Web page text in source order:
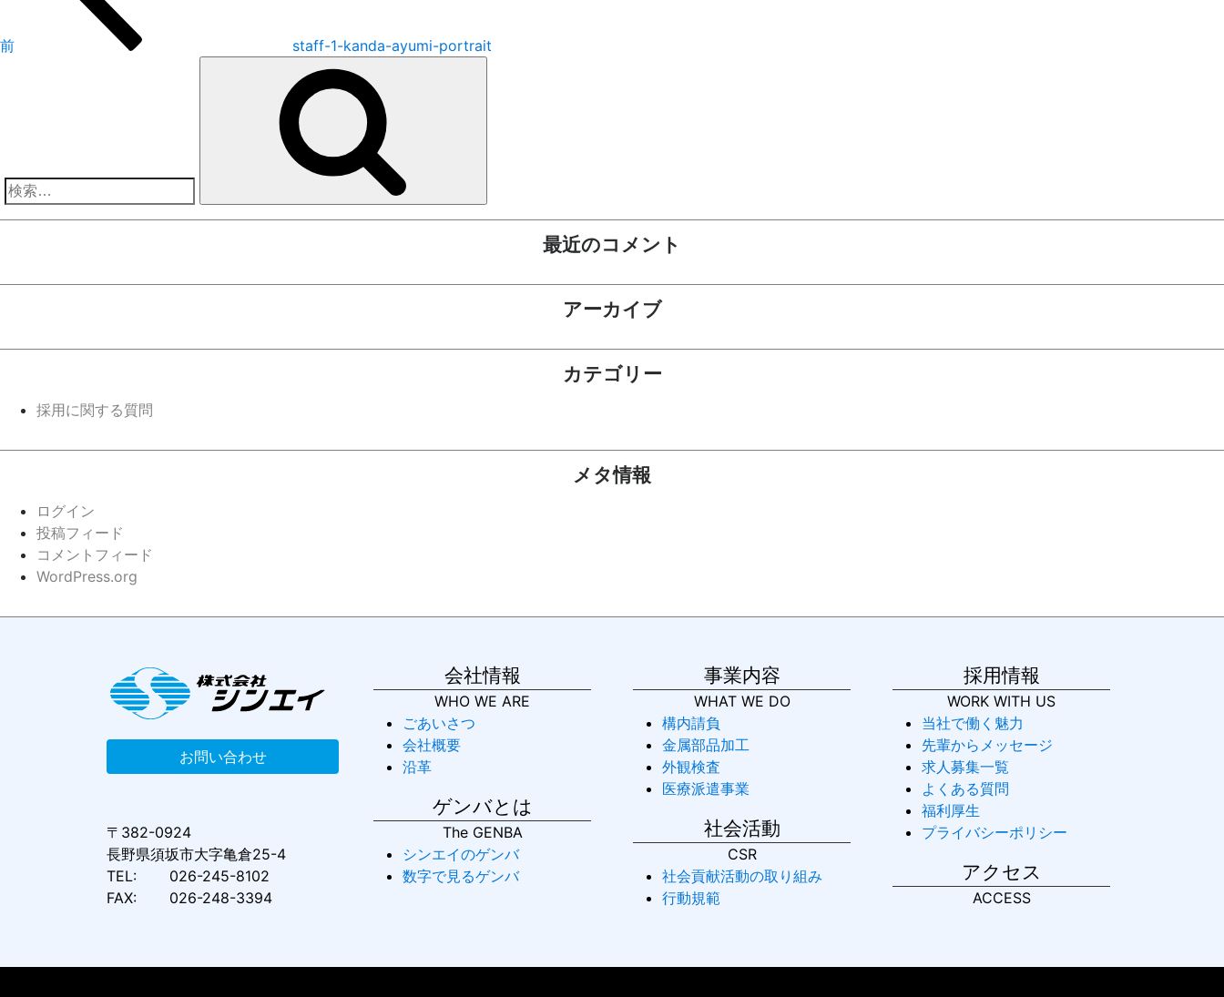
ビ
シ
ョ
前 staff-1-kanda-ayumi-portrait
検
索:
最近のコメント
アーカイブ
カテゴリー
採用に関する質問
メタ情報
ログイン
投稿フィード
コメントフィード
WordPress.org
会社情報
WHO WE ARE
ごあいさつ
会社概要
沿革
ゲンバとは
The GENBA
シンエイのゲンバ
数字で見るゲンバ
事業内容
WHAT WE DO
構内請負
金属部品加工
外観検査
医療派遣事業
社会活動
CSR
社会貢献活動の取り組み
行動規範
採用情報
WORK WITH US
当社で働く魅力
先輩からメッセージ
求人募集一覧
よくある質問
福利厚生
プライバシーポリシー
アクセス
ACCESS
お問い合わせ
〒382-0924
長野県須坂市大字亀倉25-4
TEL:
026-245-8102
FAX:
026-248-3394